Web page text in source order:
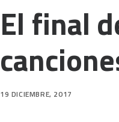
El final
19 DICIEMBRE, 2017